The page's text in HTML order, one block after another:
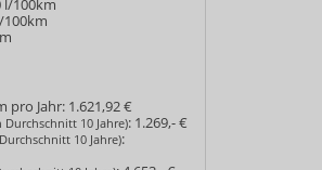
l/100km
100km
pro Jahr: 1.621,92 €
Durchschnitt 10 Jahre): 1.269,- €
10 Jahre):